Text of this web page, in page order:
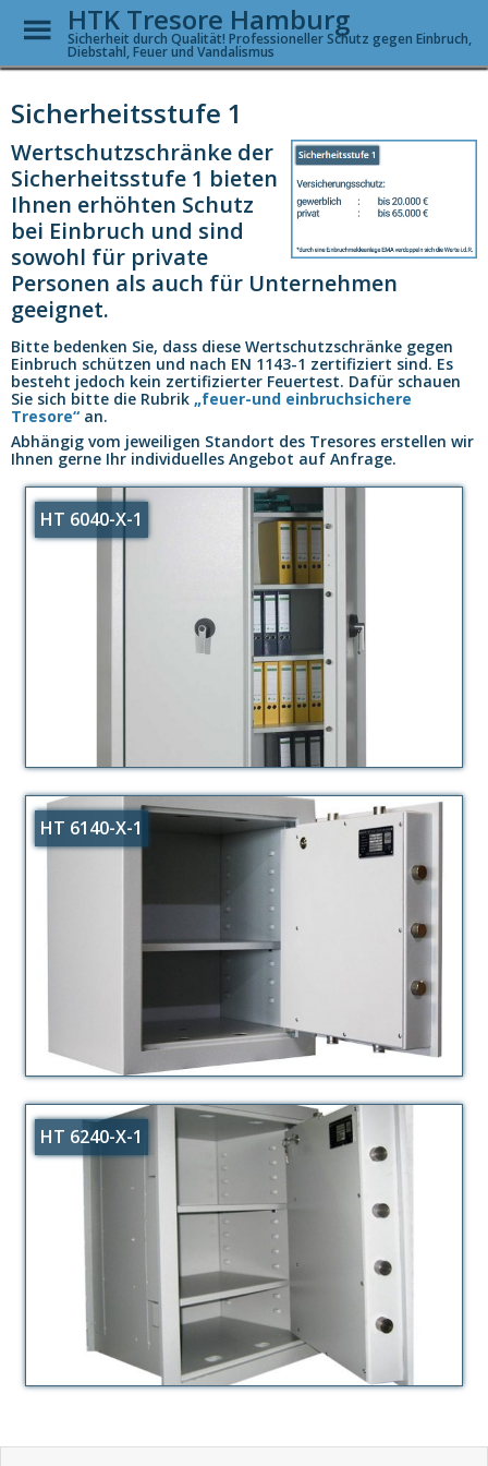
Skip
main
content
HTK Tresore Hamburg
Sicherheit durch Qualität! Professioneller Schutz gegen Einbruch,
Diebstahl, Feuer und Vandalismus
Toggle
Menu
Sicherheitsstufe 1
Wertschutzschränke der
Sicherheitsstufe 1 bieten
Ihnen erhöhten Schutz
bei Einbruch und sind
sowohl für private
Personen als auch für Unternehmen
geeignet.
Bitte bedenken Sie, dass diese Wertschutzschränke gegen
Einbruch schützen und nach EN 1143-1 zertifiziert sind. Es
besteht jedoch kein zertifizierter Feuertest. Dafür schauen
Sie sich bitte die Rubrik „feuer-und einbruchsichere
Tresore“ an.
Abhängig vom jeweiligen Standort des Tresores erstellen wir
Ihnen gerne Ihr individuelles Angebot auf Anfrage.
HT 6040-X-1
HT 6140-X-1
HT 6240-X-1